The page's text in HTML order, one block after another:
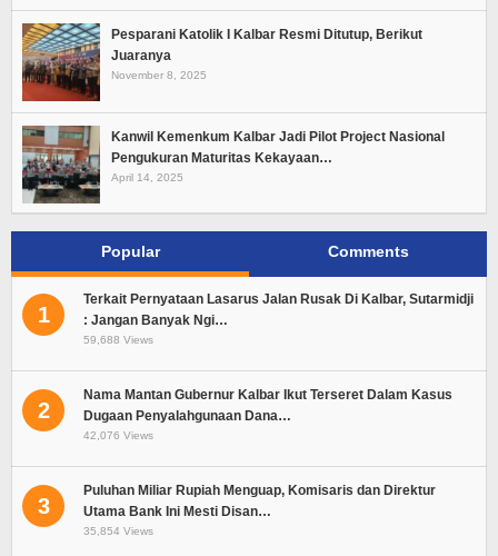
Pesparani Katolik I Kalbar Resmi Ditutup, Berikut
Juaranya
November 8, 2025
Kanwil Kemenkum Kalbar Jadi Pilot Project Nasional
Pengukuran Maturitas Kekayaan…
April 14, 2025
Popular Comments
1
Terkait Pernyataan Lasarus Jalan Rusak Di Kalbar, Sutarmidji
: Jangan Banyak Ngi…
59,688 Views
2
Nama Mantan Gubernur Kalbar Ikut Terseret Dalam Kasus
Dugaan Penyalahgunaan Dana…
42,076 Views
3
Puluhan Miliar Rupiah Menguap, Komisaris dan Direktur
Utama Bank Ini Mesti Disan…
35,854 Views